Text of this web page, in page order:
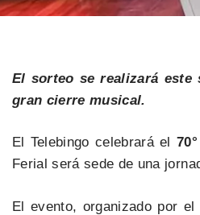
El sorteo se realizará este
gran cierre musical.
El Telebingo celebrará el
Ferial será sede de una
El evento, organizado por